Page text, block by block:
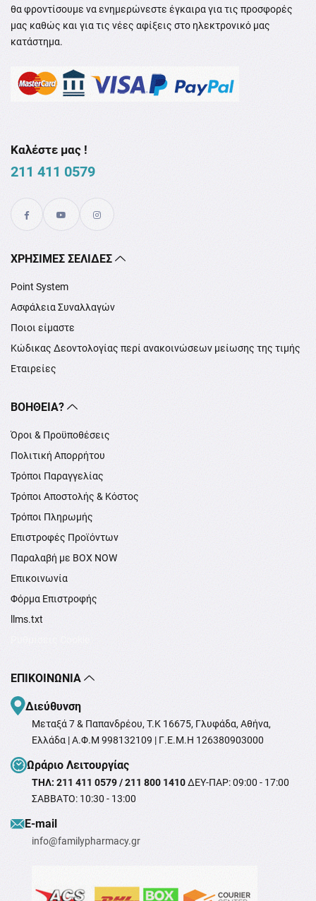
θα φροντίσουμε να ενημερώνεστε έγκαιρα για τις προσφορές
μας καθώς και για τις νέες αφίξεις στο ηλεκτρονικό μας
κατάστημα.
Καλέστε μας !
211 411 0579
XΡΉΣΙΜΕΣ ΣΕΛΊΔΕΣ
Point System
Ασφάλεια Συναλλαγών
Ποιοι είμαστε
Κώδικας Δεοντολογίας περί ανακοινώσεων μείωσης της τιμής
Εταιρείες
ΒΟΉΘΕΙΑ?
Όροι & Προϋποθέσεις
Πολιτική Απορρήτου
Τρόποι Παραγγελίας
Τρόποι Αποστολής & Κόστος
Τρόποι Πληρωμής
Επιστροφές Προϊόντων
Παραλαβή με BOX NOW
Επικοινωνία
Φόρμα Επιστροφής
llms.txt
ΕΠΙΚΟΙΝΩΝΊΑ
Διεύθυνση
Μεταξά 7 & Παπανδρέου, T.K 16675, Γλυφάδα, Αθήνα,
Ελλάδα | Α.Φ.Μ 998132109 | Γ.Ε.Μ.Η 126380903000
Ωράριο Λειτουργίας
ΤΗΛ: 211 411 0579 / 211 800 1410ΔΕΥ-ΠΑΡ: 09:00 - 17:00
ΣΑΒΒΑΤΟ: 10:30 - 13:00
Ε-mail
info@familypharmacy.gr